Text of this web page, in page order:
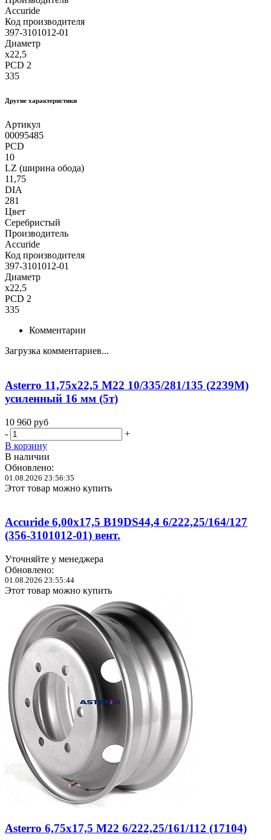
Accuride
Код производителя
397-3101012-01
Диаметр
x22,5
PCD 2
335
Другие xарактеристики
Артикул
00095485
PCD
10
LZ (ширина обода)
11,75
DIA
281
Цвет
Серебристый
Производитель
Accuride
Код производителя
397-3101012-01
Диаметр
x22,5
PCD 2
335
Комментарии
Загрузка комментариев...
Asterro 11,75x22,5 M22 10/335/281/135 (2239M)
усиленный 16 мм (5т)
10 960 руб
-
+
В корзину
В наличии
Обновлено:
01.08.2026 23:56:35
Этот товар можно купить
Accuride 6,00x17,5 B19DS44,4 6/222,25/164/127
(356-3101012-01) вент.
Уточняйте у менеджера
Обновлено:
01.08.2026 23:55:44
Этот товар можно купить
Asterro 6,75x17,5 M22 6/222,25/161/112 (17104)